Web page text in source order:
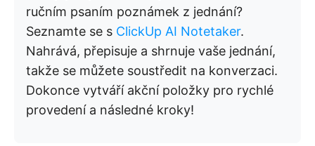
ručním psaním poznámek z jednání?
Seznamte se s ClickUp AI Notetaker.
Nahrává, přepisuje a shrnuje vaše jednání,
takže se můžete soustředit na konverzaci.
Dokonce vytváří akční položky pro rychlé
provedení a následné kroky!